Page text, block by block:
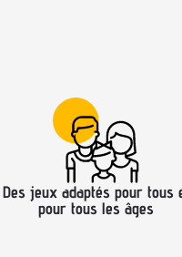
Des jeux adaptés pour tous
pour tous les âges